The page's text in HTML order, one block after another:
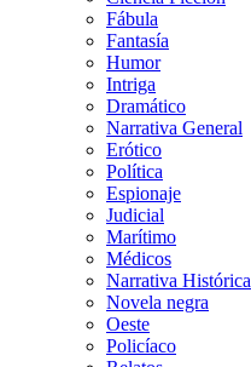
Fábula
Fantasía
Humor
Intriga
Dramático
Narrativa General
Erótico
Política
Espionaje
Judicial
Marítimo
Médicos
Narrativa Histórica
Novela negra
Oeste
Policíaco